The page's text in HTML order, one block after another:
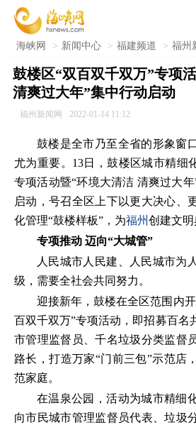
海峡网 > 新闻中心 > 福建频道 > 福州
鼓楼区“双百双千双万”专项
清爽过大年”集中行动启动
福州新闻网 2022-01-14 11:12
鼓楼是全市乃至全省的形象窗
尤为重要。13日，鼓楼区城市精细
专项活动暨“环境大清洁 清爽过大
启动，号召全区上下以更大决心、
化管理“鼓楼样板”，为福州创建文明
专项推动 迈向“大城管”
人民城市人民建、人民城市为
级，需要全社会共同努力。
迎接新年，鼓楼在全区范围内
百双千双万”专项活动，即招募百名
市管理监督员、千名垃圾分类监督
路长，打造万家“门前三包”示范店
范家庭。
在温泉公园，活动为城市精细
向市民城市管理监督员代表、垃圾